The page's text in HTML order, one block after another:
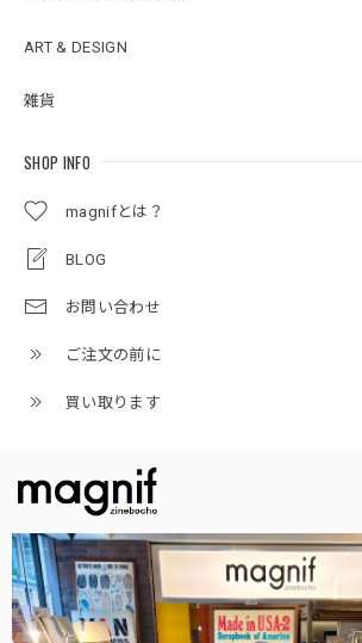
ART & DESIGN
雑貨
SHOP INFO
magnifとは？
BLOG
お問い合わせ
ご注文の前に
買い取ります